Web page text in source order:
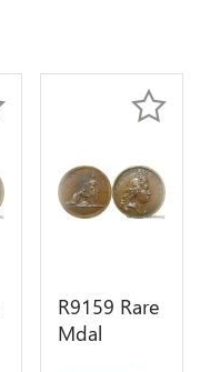
R9159 Rare
Mdal